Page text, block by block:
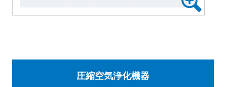
圧縮空気浄化機器